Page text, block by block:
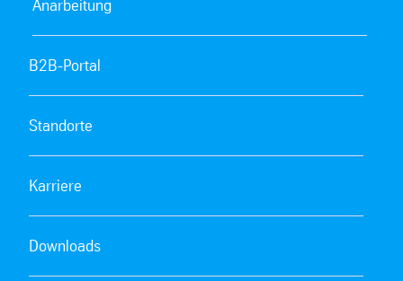
Anarbeitung
B2B-Portal
Standorte
Karriere
Downloads